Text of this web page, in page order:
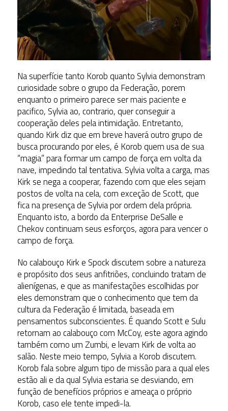
Na superfície tanto Korob quanto Sylvia demonstram
curiosidade sobre o grupo da Federação, porem
enquanto o primeiro parece ser mais paciente e
pacifico, Sylvia ao, contrario, quer conseguir a
cooperação deles pela intimidação. Entretanto,
quando Kirk diz que em breve haverá outro grupo de
busca procurando por eles, é Korob quem usa de sua
“magia” para formar um campo de força em volta da
nave, impedindo tal tentativa. Sylvia volta a carga, mas
Kirk se nega a cooperar, fazendo com que eles sejam
postos de volta na cela, com exceção de Scott, que
fica na presença de Sylvia por ordem dela própria.
Enquanto isto, a bordo da Enterprise DeSalle e
Chekov continuam seus esforços, agora para vencer o
campo de força.
No calabouço Kirk e Spock discutem sobre a natureza
e propósito dos seus anfitriões, concluindo tratam de
alienígenas, e que as manifestações escolhidas por
eles demonstram que o conhecimento que tem da
cultura da Federação é limitada, baseada em
pensamentos subconscientes. É quando Scott e Sulu
retornam ao calabouço com McCoy, este agora agindo
também como um Zumbi, e levam Kirk de volta ao
salão. Neste meio tempo, Sylvia a Korob discutem.
Korob fala sobre algum tipo de missão para a qual eles
estão ali e da qual Sylvia estaria se desviando, em
função de benefícios próprios e ameaça o próprio
Korob, caso ele tente impedi-la.